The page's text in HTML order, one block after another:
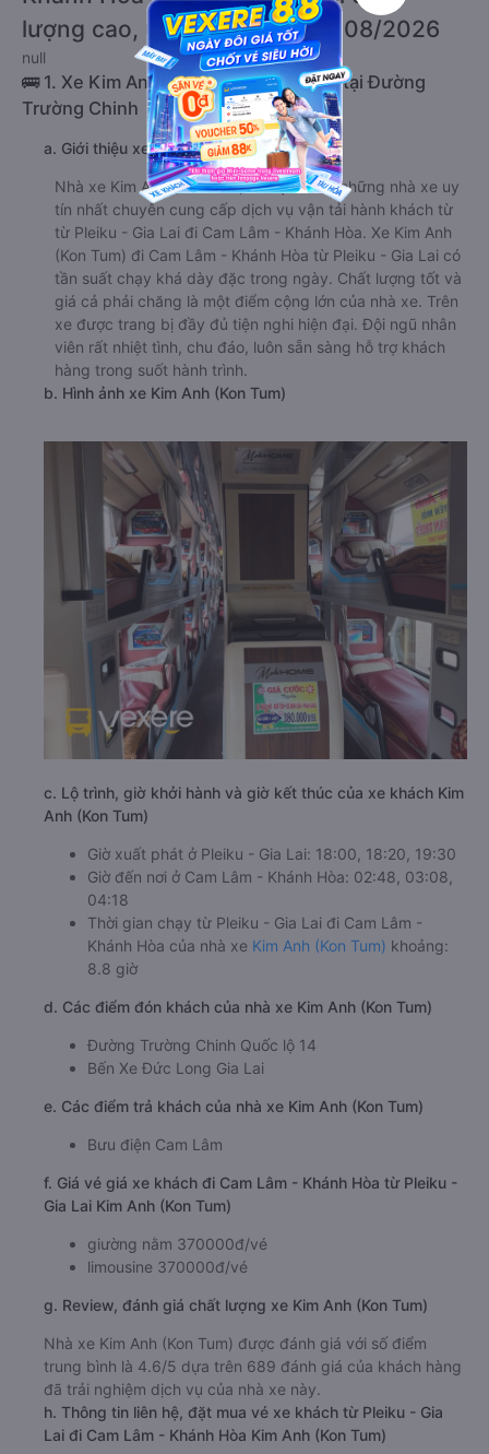
lượng cao, uy tín, giá rẻ nhất 08/2026
null
🚌 1. Xe Kim Anh (Kon Tum) khởi hành tại Đường
Trường Chinh
a. Giới thiệu xe Kim Anh (Kon Tum)
Nhà xe Kim Anh (Kon Tum) là một trong những nhà xe uy
tín nhất chuyên cung cấp dịch vụ vận tải hành khách từ
từ Pleiku - Gia Lai đi Cam Lâm - Khánh Hòa. Xe Kim Anh
(Kon Tum) đi Cam Lâm - Khánh Hòa từ Pleiku - Gia Lai có
tần suất chạy khá dày đặc trong ngày. Chất lượng tốt và
giá cả phải chăng là một điểm cộng lớn của nhà xe. Trên
xe được trang bị đầy đủ tiện nghi hiện đại. Đội ngũ nhân
viên rất nhiệt tình, chu đáo, luôn sẵn sàng hỗ trợ khách
hàng trong suốt hành trình.
b. Hình ảnh xe Kim Anh (Kon Tum)
c. Lộ trình, giờ khởi hành và giờ kết thúc của xe khách Kim
Anh (Kon Tum)
Giờ xuất phát ở Pleiku - Gia Lai: 18:00, 18:20, 19:30
Giờ đến nơi ở Cam Lâm - Khánh Hòa: 02:48, 03:08,
04:18
Thời gian chạy từ Pleiku - Gia Lai đi Cam Lâm -
Khánh Hòa của nhà xe Kim Anh (Kon Tum) khoảng:
8.8 giờ
d. Các điểm đón khách của nhà xe Kim Anh (Kon Tum)
Đường Trường Chinh Quốc lộ 14
Bến Xe Đức Long Gia Lai
e. Các điểm trả khách của nhà xe Kim Anh (Kon Tum)
Bưu điện Cam Lâm
f. Giá vé giá xe khách đi Cam Lâm - Khánh Hòa từ Pleiku -
Gia Lai Kim Anh (Kon Tum)
giường nằm 370000đ/vé
limousine 370000đ/vé
g. Review, đánh giá chất lượng xe Kim Anh (Kon Tum)
Nhà xe Kim Anh (Kon Tum) được đánh giá với số điểm
trung bình là 4.6/5 dựa trên 689 đánh giá của khách hàng
đã trải nghiệm dịch vụ của nhà xe này.
h. Thông tin liên hệ, đặt mua vé xe khách từ Pleiku - Gia
Lai đi Cam Lâm - Khánh Hòa Kim Anh (Kon Tum)